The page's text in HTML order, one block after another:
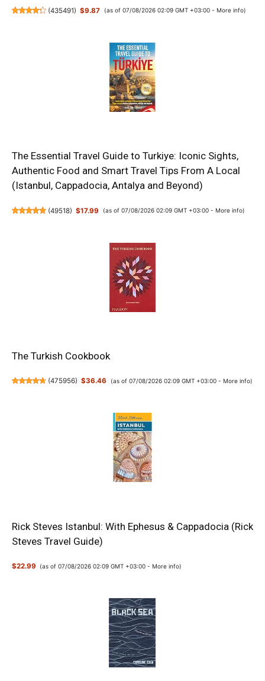
(435491) $9.87 (as of 07/08/2026 02:09 GMT +03:00 - More info)
The Essential Travel Guide to Turkiye: Iconic Sights,
Authentic Food and Smart Travel Tips From A Local
(Istanbul, Cappadocia, Antalya and Beyond)
(49518) $17.99 (as of 07/08/2026 02:09 GMT +03:00 - More info)
The Turkish Cookbook
(475956) $36.46 (as of 07/08/2026 02:09 GMT +03:00 - More info)
Rick Steves Istanbul: With Ephesus & Cappadocia (Rick
Steves Travel Guide)
$22.99 (as of 07/08/2026 02:09 GMT +03:00 -More info)